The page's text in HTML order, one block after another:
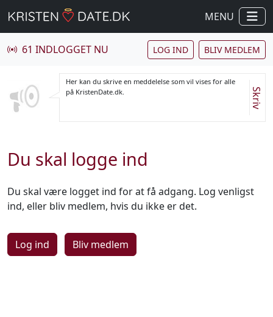
MENU
61 INDLOGGET NU LOG IND BLIV MEDLEM
Her kan du skrive en meddelelse som vil vises for alle
på KristenDate.dk.
Skriv
Du skal logge ind
Du skal være logget ind for at få adgang. Log venligst
ind, eller bliv medlem, hvis du ikke er det.
Log ind